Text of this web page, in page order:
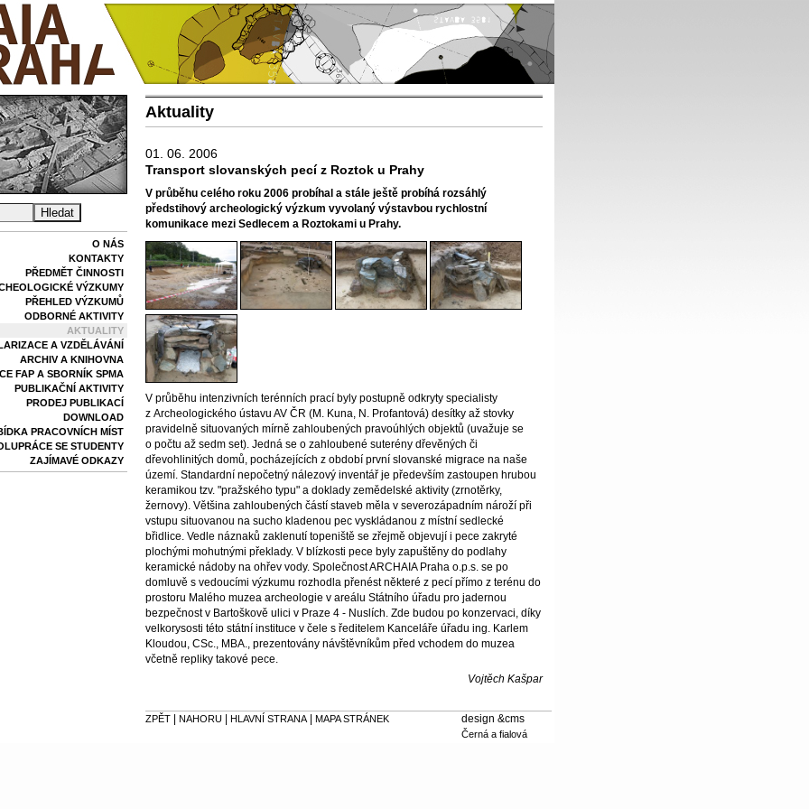
Aktuality
01. 06. 2006
Transport slovanských pecí z Roztok u Prahy
V průběhu celého roku 2006 probíhal a stále ještě probíhá rozsáhlý
předstihový archeologický výzkum vyvolaný výstavbou rychlostní
komunikace mezi Sedlecem a Roztokami u Prahy.
V průběhu intenzivních terénních prací byly postupně odkryty specialisty
z Archeologického ústavu AV ČR (M. Kuna, N. Profantová) desítky až stovky
pravidelně situovaných mírně zahloubených pravoúhlých objektů (uvažuje se
o počtu až sedm set). Jedná se o zahloubené suterény dřevěných či
dřevohlinitých domů, pocházejících z období první slovanské migrace na naše
území. Standardní nepočetný nálezový inventář je především zastoupen hrubou
keramikou tzv. "pražského typu" a doklady zemědelské aktivity (zrnotěrky,
žernovy). Většina zahloubených částí staveb měla v severozápadním nároží při
vstupu situovanou na sucho kladenou pec vyskládanou z místní sedlecké
břidlice. Vedle náznaků zaklenutí topeniště se zřejmě objevují i pece zakryté
plochými mohutnými překlady. V blízkosti pece byly zapuštěny do podlahy
keramické nádoby na ohřev vody. Společnost ARCHAIA Praha o.p.s. se po
domluvě s vedoucími výzkumu rozhodla přenést některé z pecí přímo z terénu do
prostoru Malého muzea archeologie v areálu Státního úřadu pro jadernou
bezpečnost v Bartoškově ulici v Praze 4 - Nuslích. Zde budou po konzervaci, díky
velkorysosti této státní instituce v čele s ředitelem Kanceláře úřadu ing. Karlem
Kloudou, CSc., MBA., prezentovány návštěvníkům před vchodem do muzea
včetně repliky takové pece.
Vojtěch Kašpar
O NÁS
KONTAKTY
PŘEDMĚT ČINNOSTI
VÝZKUMY
PŘEHLED VÝZKUMŮ
ODBORNÉ AKTIVITY
AKTUALITY
A VZDĚLÁVÁNÍ
ARCHIV A KNIHOVNA
FAP A SBORNÍK SPMA
PUBLIKAČNÍ AKTIVITY
PRODEJ PUBLIKACÍ
DOWNLOAD
PRACOVNÍCH MÍST
SE STUDENTY
ZAJÍMAVÉ ODKAZY
design &cms
Černá a fialová
ZPĚT NAHORU HLAVNÍ STRANA| MAPA STRÁNEK